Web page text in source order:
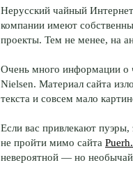
Нерусский чайный
компании имеют
проекты. Тем не менее, на
Очень много информации о
Nielsen. Материал сайта
текста и совсем мало
Если вас привлекают
не пройти мимо сайта
невероятной — но